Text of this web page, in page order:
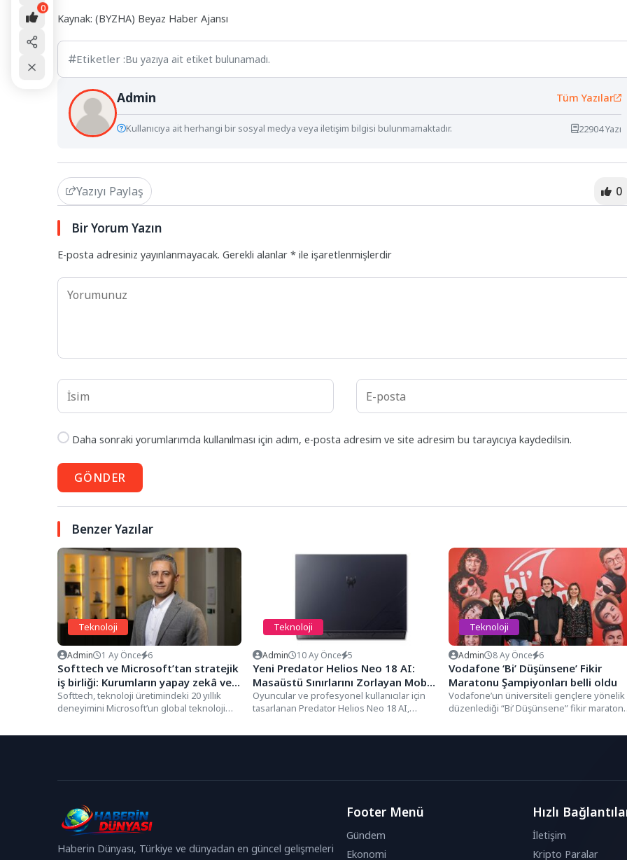
Kaynak: (BYZHA) Beyaz Haber Ajansı
Etiketler :Bu yazıya ait etiket bulunamadı.
Admin Tüm Yazılar
Kullanıcıya ait herhangi bir sosyal medya veya iletişim bilgisi bulunmamaktadır. 22904 Yazı
Yazıyı Paylaş 0
Bir Yorum Yazın
E-posta adresiniz yayınlanmayacak. Gerekli alanlar * ile işaretlenmişlerdir
Daha sonraki yorumlarımda kullanılması için adım, e-posta adresim ve site adresim bu tarayıcıya kaydedilsin.
GÖNDER
Benzer Yazılar
Teknoloji
Admin 1 Ay Önce 6
Softtech ve Microsoft’tan stratejik
iş birliği: Kurumların yapay zekâ ve
dijital dönüşüm yolculuğuna uçtan
uca destek
Softtech, teknoloji üretimindeki 20 yıllık
deneyimini Microsoft’un global teknoloji
kurumların yapay...
Teknoloji
Admin 10 Ay Önce 5
Yeni Predator Helios Neo 18 AI:
Masaüstü Sınırlarını Zorlayan Mobil
Güç
Oyuncular ve profesyonel kullanıcılar için
tasarlanan Predator Helios Neo 18 AI,
Teknoloji
Admin 8 Ay Önce 6
Vodafone ‘Bi’ Düşünsene’ Fikir
Maratonu Şampiyonları belli oldu
Vodafone’un üniversiteli gençlere yönelik
düzenlediği “Bi’ Düşünsene” fikir
geleceği birlikte...
Haberin Dünyası, Türkiye ve dünyadan en güncel gelişmeleri
Footer Menü
Gündem
Ekonomi
Hızlı
İletişim
Kripto Paralar
0